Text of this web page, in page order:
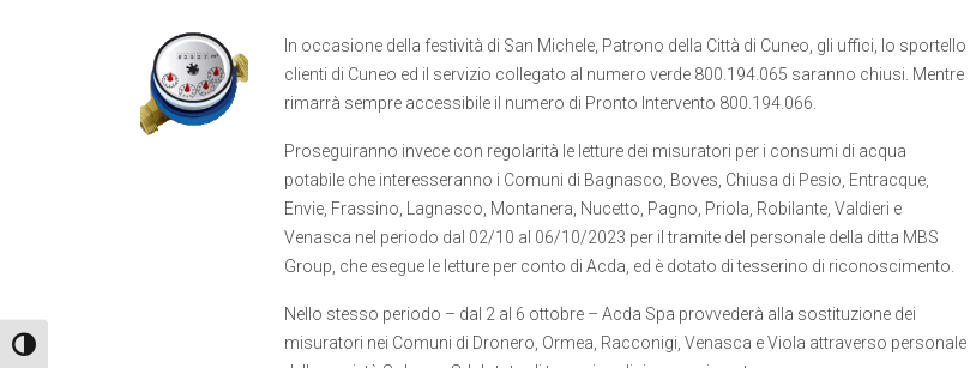
Attiva/disattiva alto contrasto
In occasione della festività di San Michele, Patrono della Città di Cuneo, gli uffici, lo sportello
clienti di Cuneo ed il servizio collegato al numero verde 800.194.065 saranno chiusi. Mentre
rimarrà sempre accessibile il numero di Pronto Intervento 800.194.066.
Proseguiranno invece con regolarità le letture dei misuratori per i consumi di acqua
potabile che interesseranno i Comuni di Bagnasco, Boves, Chiusa di Pesio, Entracque,
Envie, Frassino, Lagnasco, Montanera, Nucetto, Pagno, Priola, Robilante, Valdieri e
Venasca nel periodo dal 02/10 al 06/10/2023 per il tramite del personale della ditta MBS
Group, che esegue le letture per conto di Acda, ed è dotato di tesserino di riconoscimento.
Nello stesso periodo – dal 2 al 6 ottobre – Acda Spa provvederà alla sostituzione dei
misuratori nei Comuni di Dronero, Ormea, Racconigi, Venasca e Viola attraverso personale